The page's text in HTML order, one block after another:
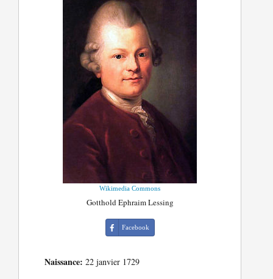
Wikimedia Commons
Gotthold Ephraim Lessing
Facebook
Naissance: 22 janvier 1729